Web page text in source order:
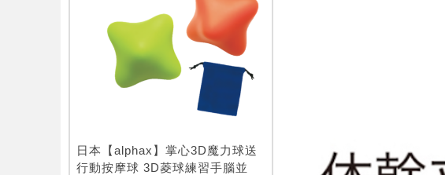
日本【alphax】掌心3D魔力球送
行動按摩球 3D菱球練習手腦並